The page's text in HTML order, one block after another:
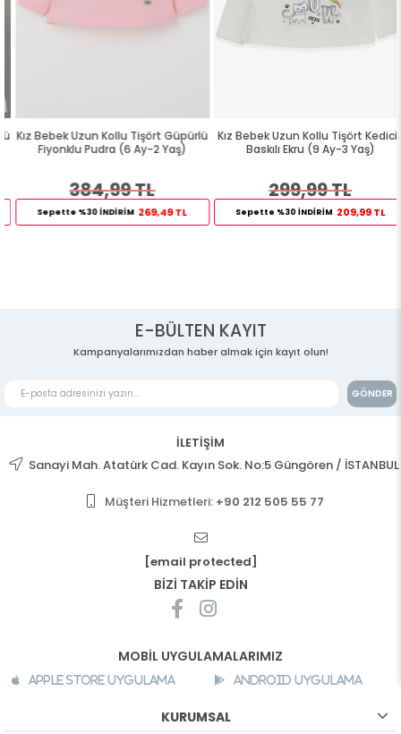
Kız Bebek Uzun Kollu Tişört Güpürlü
Fiyonklu Pudra (6 Ay-2 Yaş)
384,99 TL
Sepette %30 İNDİRİM 269,49 TL
Kız Bebek Uzun Kollu Tişört Kedicik
Baskılı Ekru (9 Ay-3 Yaş)
299,99 TL
Sepette %30 İNDİRİM 209,99 TL
E-BÜLTEN KAYIT
Kampanyalarımızdan haber almak için kayıt olun!
GÖNDER
İLETİŞİM
Sanayi Mah. Atatürk Cad. Kayın Sok. No:5 Güngören / İSTANBUL
Müşteri Hizmetleri: +90 212 505 55 77
[email protected]
BİZİ TAKİP EDİN
MOBİL UYGULAMALARIMIZ
Apple Store Uygulama Android Uygulama
KURUMSAL